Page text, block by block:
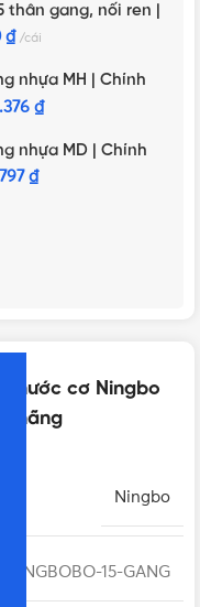
thân gang, nối ren |
₫ cái
nhựa MH | Chính
₫
nhựa MD | Chính
₫
nước cơ Ningbo
hãng
Ningbo
NINGBOBO-15-GANG